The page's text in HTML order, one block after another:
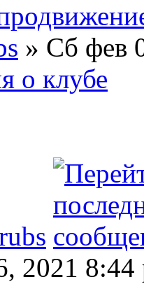
» Сб фев
о клубе
2021 8:44